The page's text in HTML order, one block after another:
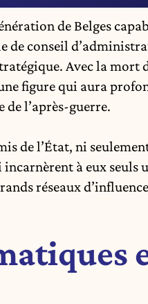
de Belges
de conseil
Avec la mort
figure qui aura
l’après-guerre.
de l’État, ni
à eux seuls
réseaux